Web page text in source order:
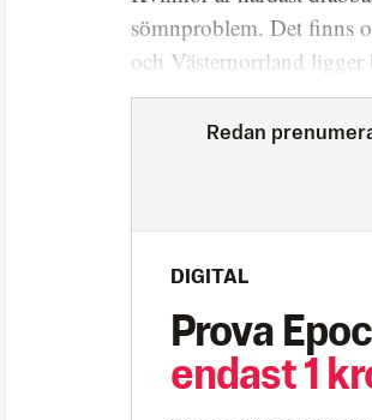
sömnproblem. Det finns
och Västernorrland ligger
Redan
DIGITAL
Prova
endast 1